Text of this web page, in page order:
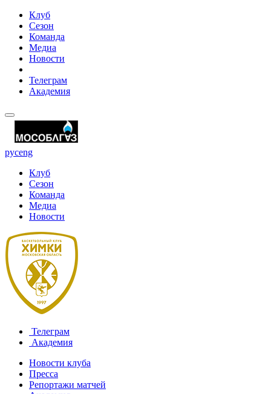
Клуб
Сезон
Команда
Медиа
Новости
Телеграм
Академия
русeng
Клуб
Сезон
Команда
Медиа
Новости
Телеграм
Академия
Новости клуба
Пресса
Репортажи матчей